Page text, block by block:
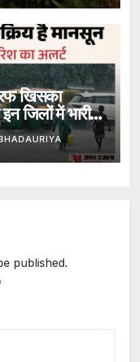
Locks
Cash And
खिसका
जिलों में भारी
Monsoon
In
published.